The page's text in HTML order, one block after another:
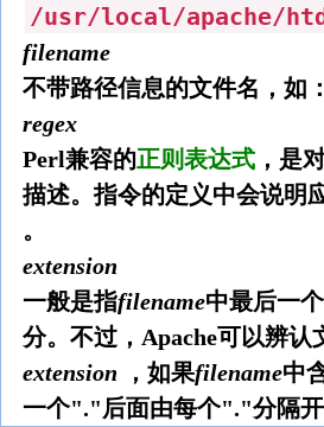
/usr/local/apache/
filename
不带路径信息的文件名，如：
regex
Perl兼容的正则表达式 ，是
描述。指令的定义中会说明
。
extension
一般是指filename中最后一
分。不过，Apache可以辨认
extension ，如果filename中
一个"."后面由每个"."分隔